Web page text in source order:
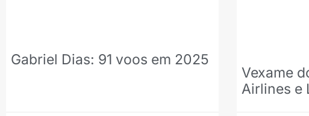
Gabriel Dias: 91 voos em 2025
Vexame
Airlines e